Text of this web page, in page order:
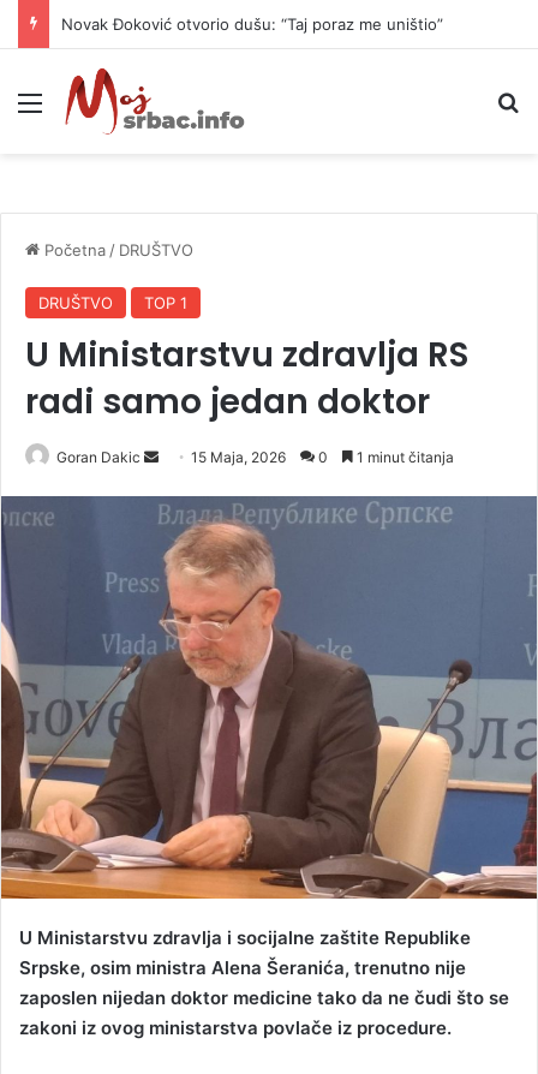
Novak Đoković otvorio dušu: “Taj poraz me uništio”
Meni
Početna / DRUŠTVO
DRUŠTVO TOP 1
U Ministarstvu zdravlja RS
radi samo jedan doktor
Goran Dakic
n
a
e
m
15 Maja, 2026 0 1 minut čitanja
U Ministarstvu zdravlja i socijalne zaštite Republike
Srpske, osim ministra Alena Šeranića, trenutno nije
zaposlen nijedan doktor medicine tako da ne čudi što se
zakoni iz ovog ministarstva povlače iz procedure.